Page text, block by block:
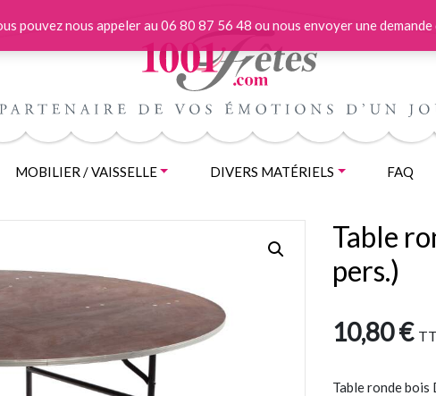
MOBILIER / VAISSELLE DIVERS MATÉRIELS FAQ
Table
pers.)
10,80€
Table ronde bois
pouvez nous appeler au 06 80 87 56 48 ou nous envoyer une